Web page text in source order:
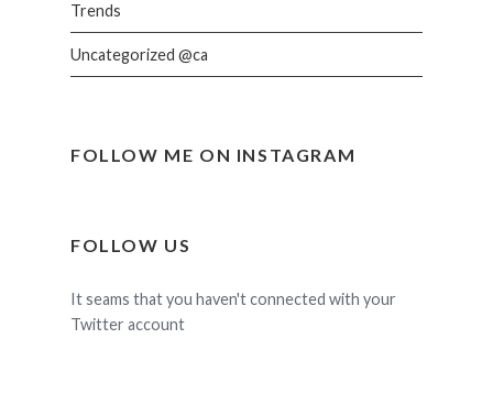
Trends
Uncategorized @ca
FOLLOW ME ON INSTAGRAM
FOLLOW US
It seams that you haven't connected with your
Twitter account